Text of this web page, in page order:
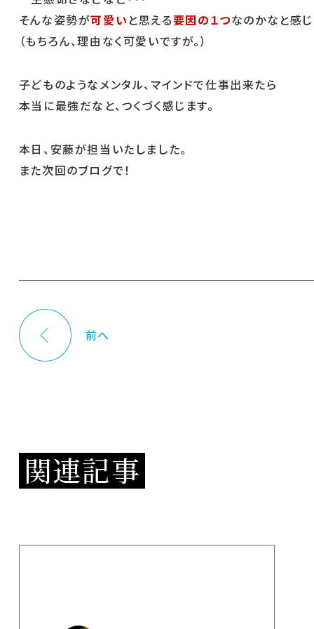
そんな姿勢が可愛い と思える要因の１つなのかなと感じ
（もちろん、理由なく可愛いですが。）
子どものようなメンタル、マインドで仕事出来たら
本当に最強だなと、つくづく感じます。
本日、安藤が担当いたしました。
また次回のブログで！
前へ
関連記事